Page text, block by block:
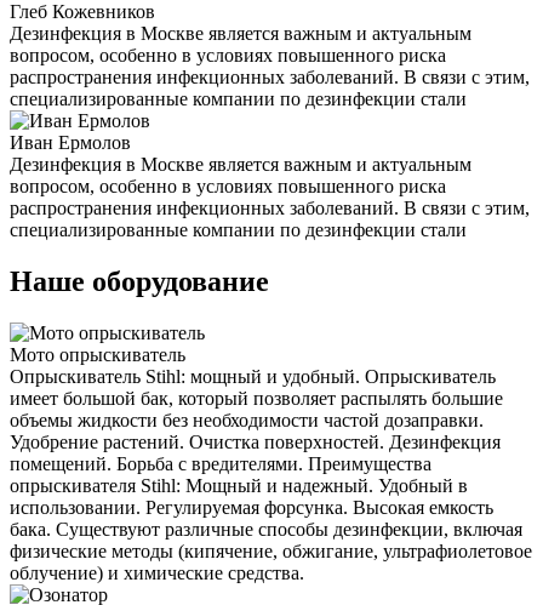
Глеб Кожевников
Дезинфекция в Москве является важным и актуальным
вопросом, особенно в условиях повышенного риска
распространения инфекционных заболеваний. В связи с этим,
специализированные компании по дезинфекции стали
Иван Ермолов
Дезинфекция в Москве является важным и актуальным
вопросом, особенно в условиях повышенного риска
распространения инфекционных заболеваний. В связи с этим,
специализированные компании по дезинфекции стали
Наше оборудование
Мото опрыскиватель
Опрыскиватель Stihl: мощный и удобный. Опрыскиватель
имеет большой бак, который позволяет распылять большие
объемы жидкости без необходимости частой дозаправки.
Удобрение растений. Очистка поверхностей. Дезинфекция
помещений. Борьба с вредителями. Преимущества
опрыскивателя Stihl: Мощный и надежный. Удобный в
использовании. Регулируемая форсунка. Высокая емкость
бака. Существуют различные способы дезинфекции, включая
физические методы (кипячение, обжигание, ультрафиолетовое
облучение) и химические средства.